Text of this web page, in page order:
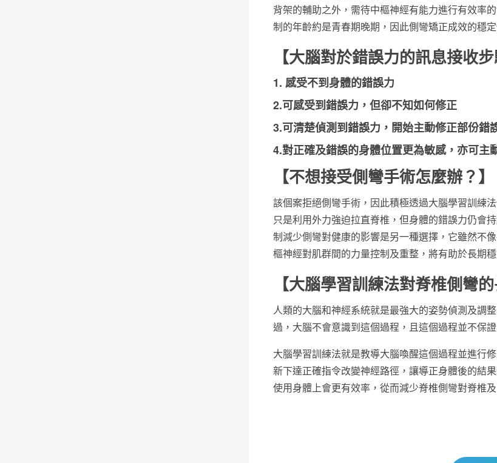
背架的輔助之外，需待中樞神經有能力進行有效率
制的年齡約是青春期晚期，因此側彎矯正成效的穩
【大腦對於錯誤力的訊息接收步
1. 感受不到身體的錯誤力
2.可感受到錯誤力，但卻不知如何修正
3.可清楚偵測到錯誤力，開始主動修正部份錯
4.對正確及錯誤的身體位置更為敏感，亦可主
【不想接受側彎手術怎麼辦？】
該個案拒絕側彎手術，因此積極透過大腦學習訓練
只是利用外力強迫拉直脊椎，但身體的錯誤力仍會
制減少側彎對健康的影響是另一種選擇，它雖然不
樞神經對肌群間的力量控制及重整，將有助於長期
【大腦學習訓練法對脊椎側彎的
人類的大腦和神經系統就是最強大的姿勢偵測及調
過，大腦不會意識到這個過程，且這個過程並不保
大腦學習訓練法就是教導大腦喚醒這個過程並進行
新下達正確指令改變神經路徑，讓導正身體後的結
使用身體上會更有效率，從而減少脊椎側彎對脊椎